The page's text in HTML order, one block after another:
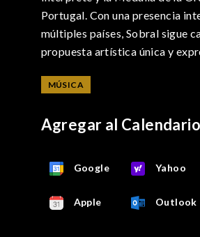
Portugal. Con una presencia
múltiples países, Sobral sigue
propuesta artística única y
MÚSICA
Agregar al Calendario
Google Yahoo
Apple Outlook